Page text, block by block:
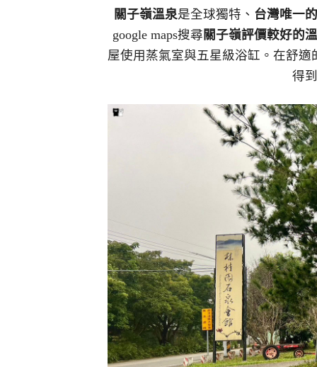
關子嶺溫泉是全球獨特、 台灣唯一
google maps搜尋 關子嶺評價較好的
屋使用蒸氣室與五星級浴缸。在舒
得